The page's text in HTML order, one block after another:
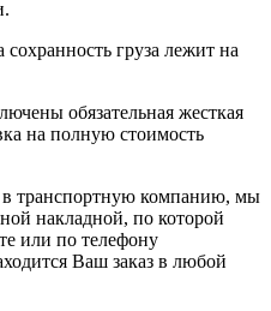
сохранность груза лежит на
обязательная жесткая
на полную стоимость
в транспортную компанию, мы
накладной, по которой
или по телефону
Ваш заказ в любой